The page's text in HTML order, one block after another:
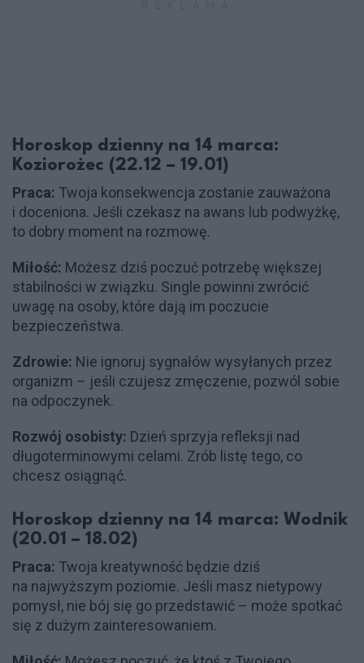
Horoskop dzienny na 14 marca:
Koziorożec (22.12 – 19.01)
Praca: Twoja konsekwencja zostanie zauważona
i doceniona. Jeśli czekasz na awans lub podwyżkę,
to dobry moment na rozmowę.
Miłość: Możesz dziś poczuć potrzebę większej
stabilności w związku. Single powinni zwrócić
uwagę na osoby, które dają im poczucie
bezpieczeństwa.
Zdrowie: Nie ignoruj sygnałów wysyłanych przez
organizm – jeśli czujesz zmęczenie, pozwól sobie
na odpoczynek.
Rozwój osobisty: Dzień sprzyja refleksji nad
długoterminowymi celami. Zrób listę tego, co
chcesz osiągnąć.
Horoskop dzienny na 14 marca: Wodnik
(20.01 – 18.02)
Praca: Twoja kreatywność będzie dziś
na najwyższym poziomie. Jeśli masz nietypowy
pomysł, nie bój się go przedstawić – może spotkać
się z dużym zainteresowaniem.